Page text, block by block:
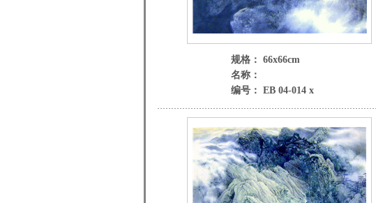
规格： 66x66cm
名称：
编号： EB 04-014 x